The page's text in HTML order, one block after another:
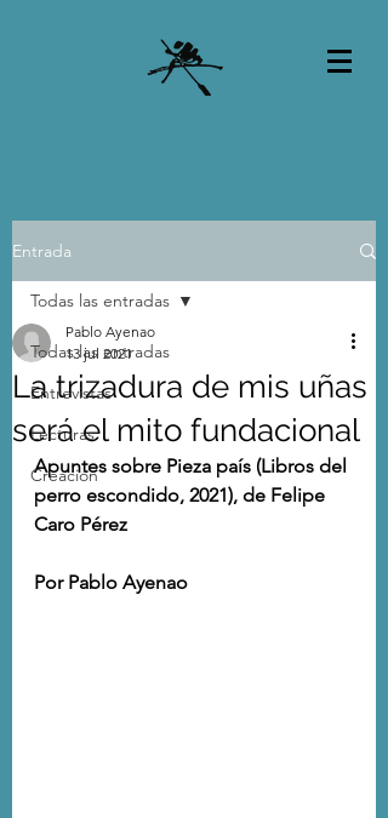
Entrada
Todas las entradas
Entrevistas
Lecturas
Creación
Todas las entradas
La trizadura de mis uñas
será el mito fundacional
Pablo Ayenao
13 jul 2021
Apuntes sobre Pieza país (Libros del
perro escondido, 2021), de Felipe
Caro Pérez
Por Pablo Ayenao